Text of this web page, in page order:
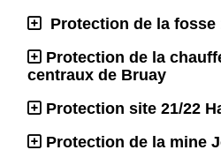
Protection de la fosse
Protection de la
centraux de Bruay
Protection site 21/22
Protection de la mine